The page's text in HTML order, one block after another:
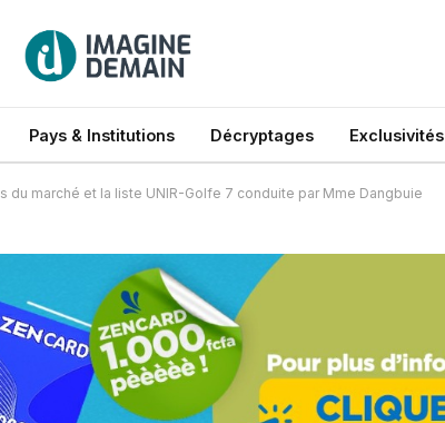
Pays & Institutions Décryptages Exclusivités
marché et la liste UNIR-Golfe 7 conduite par Mme Dangbuie